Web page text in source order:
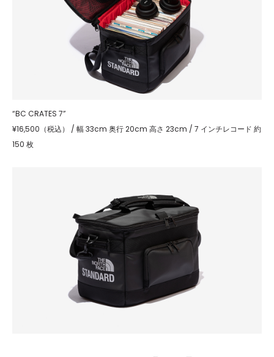
“BC CRATES 7”
¥16,500（税込） / 幅 33cm 奥行 20cm 高さ 23cm / 7 インチレコード 約
150 枚